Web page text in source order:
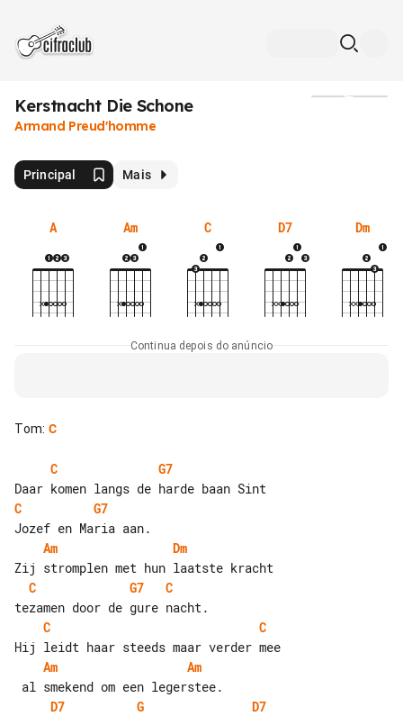
Kerstnacht Die Schone
Armand Preud'homme
Principal Mais
A Am C D7 Dm
Continua depois do anúncio
Tom: C
C
G7
C
G7
Am
Dm
C
G7
C
C
C
Am
Am
D7
G
D7